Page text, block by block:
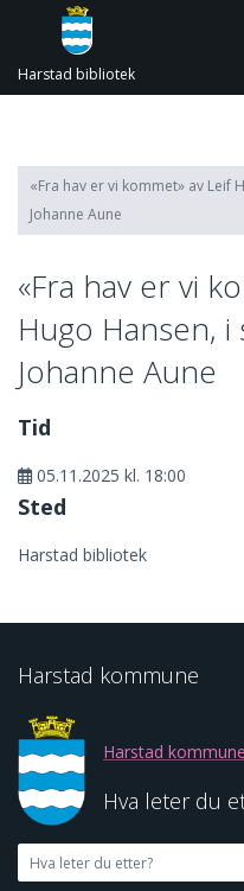
Gå til innhold
Harstad bibliotek
«Fra hav er vi kommet» av Leif
Johanne Aune
«Fra hav er vi
Hugo Hansen, i
Johanne Aune
Tid
05.11.2025 kl. 18:00
Sted
Harstad bibliotek
Harstad kommune
Harstad
Hva leter du